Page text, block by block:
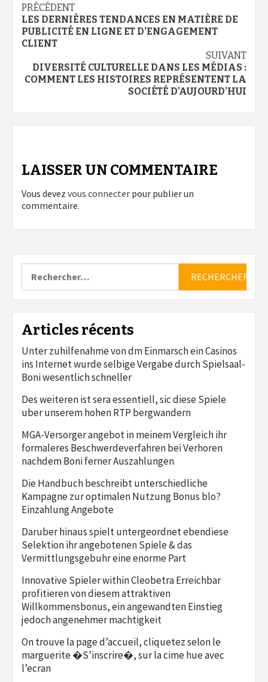
Navigation
d’article
PRÉCÉDENT
LES DERNIÈRES TENDANCES EN MATIÈRE DE
PUBLICITÉ EN LIGNE ET D’ENGAGEMENT
CLIENT
SUIVANT
DIVERSITÉ CULTURELLE DANS LES MÉDIAS :
COMMENT LES HISTOIRES REPRÉSENTENT LA
SOCIÉTÉ D’AUJOURD’HUI
LAISSER UN COMMENTAIRE
Vous devez vous connecter pour publier un
commentaire.
Articles récents
Unter zuhilfenahme von dm Einmarsch ein Casinos
ins Internet wurde selbige Vergabe durch Spielsaal-
Boni wesentlich schneller
Des weiteren ist sera essentiell, sic diese Spiele
uber unserem hohen RTP bergwandern
MGA-Versorger angebot in meinem Vergleich ihr
formaleres Beschwerdeverfahren bei Verhoren
nachdem Boni ferner Auszahlungen
Die Handbuch beschreibt unterschiedliche
Kampagne zur optimalen Nutzung Bonus blo?
Einzahlung Angebote
Daruber hinaus spielt untergeordnet ebendiese
Selektion ihr angebotenen Spiele & das
Vermittlungsgebuhr eine enorme Part
Innovative Spieler within Cleobetra Erreichbar
profitieren von diesem attraktiven
Willkommensbonus, ein angewandten Einstieg
jedoch angenehmer machtigkeit
On trouve la page d’accueil, cliquetez selon le
marguerite �S’inscrire�, sur la cime hue avec
l’ecran